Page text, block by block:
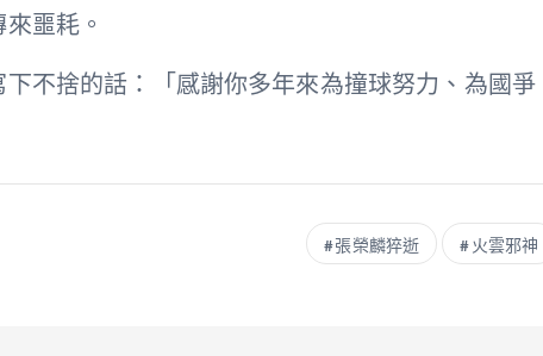
噩耗。
不捨的話：「感謝你多年來為撞球努力、為國爭
張榮麟猝逝 火雲邪神